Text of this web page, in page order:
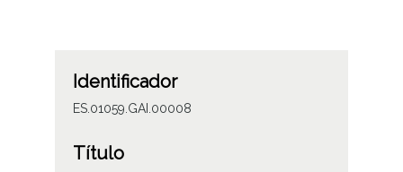
Identificador
ES.01059.GAI.00008
Título